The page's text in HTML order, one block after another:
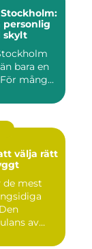
personlig
skylt
bara en
mång...
de mest
av